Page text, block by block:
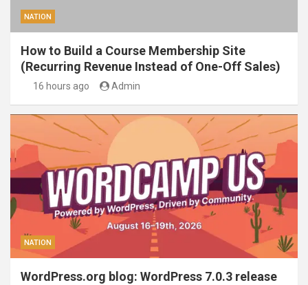
NATION
How to Build a Course Membership Site
(Recurring Revenue Instead of One-Off Sales)
16 hours ago Admin
NATION
WordPress.org blog: WordPress 7.0.3 release